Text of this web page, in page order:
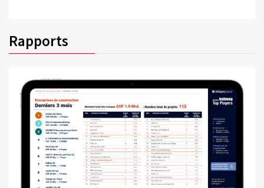
Rapports